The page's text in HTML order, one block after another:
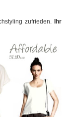
zufrieden.
Ihr